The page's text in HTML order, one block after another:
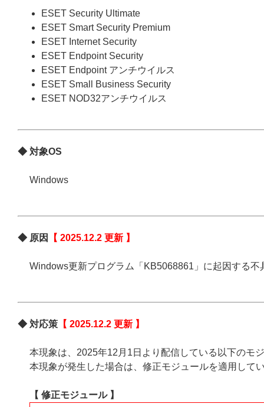
ESET Security Ultimate
ESET Smart Security Premium
ESET Internet Security
ESET Endpoint Security
ESET Endpoint アンチウイルス
ESET Small Business Security
ESET NOD32アンチウイルス
◆ 対象OS
Windows
◆ 原因 【 2025.12.2 更新 】
Windows更新プログラム「KB5068861」に起因する
◆ 対応策 【 2025.12.2 更新 】
本現象は、2025年12月1日より配信している以下のモ
本現象が発生した場合は、修正モジュールを適用して
【 修正モジュール 】